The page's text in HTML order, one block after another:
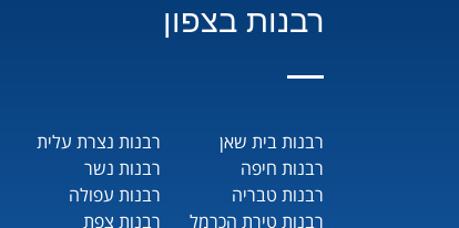
רבנות בצפון
רבנות בית שאן
רבנות חיפה
רבנות טבריה
רבנות טירת הכרמל
רבנות נצרת עלית
רבנות נשר
רבנות עפולה
רבנות צפת